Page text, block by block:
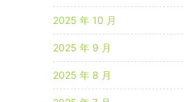
2025 年 10 月
2025 年 9 月
2025 年 8 月